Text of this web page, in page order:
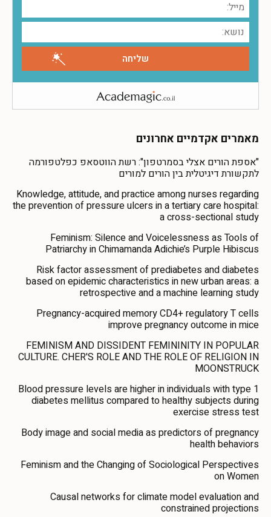
מאמרים אקדמיים אחרונים
"אספת הורים אצלי בסמרטפון": רשת הווטסאפ כפלטפורמה
לתקשורת דיגיטלית בין הורים למורים
Knowledge, attitude, and practice among nurses regarding
the prevention of pressure ulcers in a tertiary care hospital:
a cross-sectional study
Feminism: Silence and Voicelessness as Tools of
Patriarchy in Chimamanda Adichie’s Purple Hibiscus
Risk factor assessment of prediabetes and diabetes
based on epidemic characteristics in new urban areas: a
retrospective and a machine learning study
Pregnancy-acquired memory CD4+ regulatory T cells
improve pregnancy outcome in mice
FEMINISM AND DISSIDENT FEMININITY IN POPULAR
CULTURE. CHER'S ROLE AND THE ROLE OF RELIGION IN
MOONSTRUCK
Blood pressure levels are higher in individuals with type 1
diabetes mellitus compared to healthy subjects during
exercise stress test
Body image and social media as predictors of pregnancy
health behaviors
Feminism and the Changing of Sociological Perspectives
on Women
Causal networks for climate model evaluation and
constrained projections